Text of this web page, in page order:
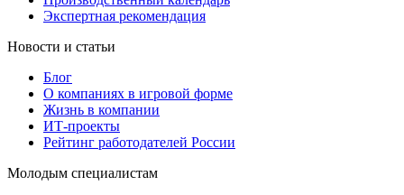
Экспертная рекомендация
Новости и статьи
Блог
О компаниях в игровой форме
Жизнь в компании
ИТ-проекты
Рейтинг работодателей России
Молодым специалистам